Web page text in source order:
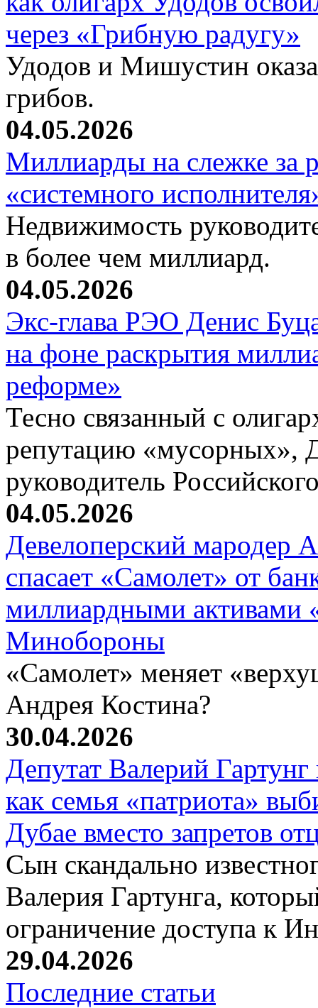
через «Грибную радугу»
Удодов и Мишустин
грибов.
04.05.2026
Миллиарды на слежке за
«системного
Недвижимость
в более чем миллиард.
04.05.2026
Экс-глава РЭО Денис
на фоне раскрытия
реформе»
Тесно связанный с
репутацию «мусорных»,
руководитель
04.05.2026
Девелоперский мародер
спасает «Самолет» от
миллиардными активами
Минобороны
«Самолет» меняет
Андрея Костина?
30.04.2026
Депутат Валерий
как семья «патриота»
Дубае вместо запретов
Сын скандально
Валерия Гартунга,
ограничение доступа к
29.04.2026
Последние статьи